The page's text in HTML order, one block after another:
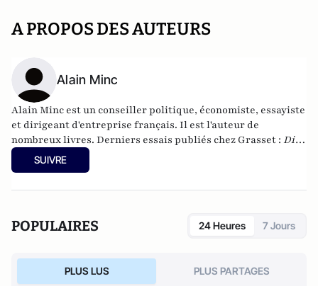
A PROPOS DES AUTEURS
Alain Minc
Alain Minc est un conseiller politique, économiste, essayiste
et dirigeant d'entreprise français. Il est l'auteur de
nombreux livres. Derniers essais publiés chez Grasset : Dix
jours qui ébranlèrent le monde
politique des intellectuels
SUIVRE
POPULAIRES 24 Heures 7 Jours
PLUS LUS PLUS PARTAGES